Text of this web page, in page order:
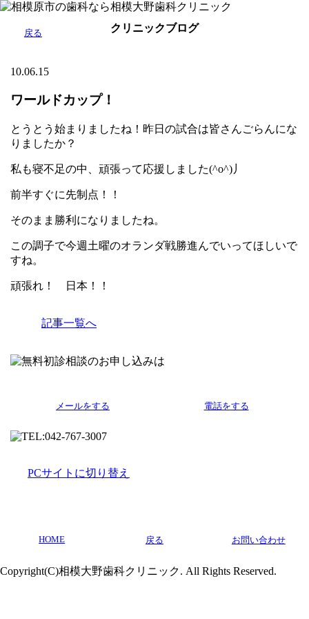
戻る クリニックブログ
10.06.15
ワールドカップ！
とうとう始まりましたね！昨日の試合は皆さんごらんにな
りましたか？
私も寝不足の中、頑張って応援しました(^o^)丿
前半すぐに先制点！！
そのまま勝利になりましたね。
この調子で今週土曜のオランダ戦勝進んでいってほしいで
すね。
頑張れ！ 日本！！
記事一覧へ
メールをする 電話をする
PCサイトに切り替え
HOME 戻る お問い合わせ
Copyright(C)相模大野歯科クリニック. All Rights Reserved.